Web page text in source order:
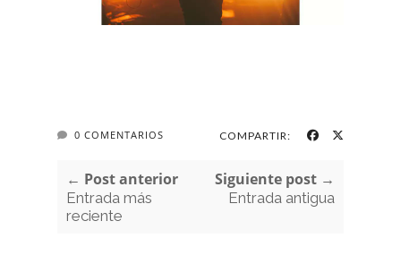
0 COMENTARIOS COMPARTIR:
← Post anterior
Entrada más
reciente
Siguiente post →
Entrada antigua